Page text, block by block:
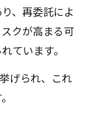
、再委託によ
クが高まる可
ています。
げられ、これ